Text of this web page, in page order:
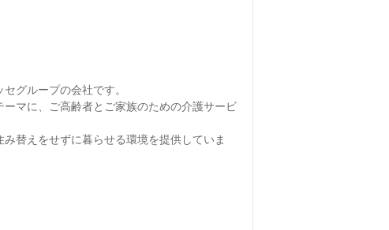
グループの会社です。
マに、ご高齢者とご家族のための介護サービ
替えをせずに暮らせる環境を提供していま